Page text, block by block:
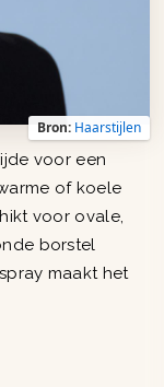
Bron: Haarstijlen
voor een
of koele
voor ovale,
borstel
maakt het